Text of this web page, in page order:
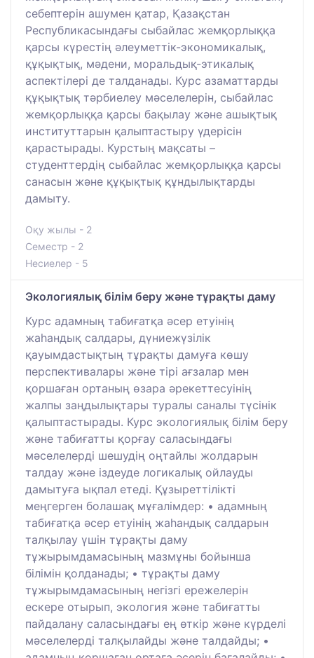
себептерін ашумен қатар, Қазақстан
Республикасындағы сыбайлас жемқорлыққа
қарсы күрестің әлеуметтік-экономикалық,
құқықтық, мәдени, моральдық-этикалық
аспектілері де талданады. Курс азаматтарды
құқықтық тәрбиелеу мәселелерін, сыбайлас
жемқорлыққа қарсы бақылау және ашықтық
институттарын қалыптастыру үдерісін
қарастырады. Курстың мақсаты –
студенттердің сыбайлас жемқорлыққа қарсы
санасын және құқықтық құндылықтарды
дамыту.
Оқу жылы - 2
Семестр - 2
Несиелер - 5
Экологиялық білім беру және тұрақты даму
Курс адамның табиғатқа әсер етуінің
жаһандық салдары, дүниежүзілік
қауымдастықтың тұрақты дамуға көшу
перспективалары және тірі ағзалар мен
қоршаған ортаның өзара әрекеттесуінің
жалпы заңдылықтары туралы саналы түсінік
қалыптастырады. Курс экологиялық білім беру
және табиғатты қорғау саласындағы
мәселелерді шешудің оңтайлы жолдарын
талдау және іздеуде логикалық ойлауды
дамытуға ықпал етеді. Құзыреттілікті
меңгерген болашақ мұғалімдер: • адамның
табиғатқа әсер етуінің жаһандық салдарын
талқылау үшін тұрақты даму
тұжырымдамасының мазмұны бойынша
білімін қолданады; • тұрақты даму
тұжырымдамасының негізгі ережелерін
ескере отырып, экология және табиғатты
пайдалану саласындағы ең өткір және күрделі
мәселелерді талқылайды және талдайды; •